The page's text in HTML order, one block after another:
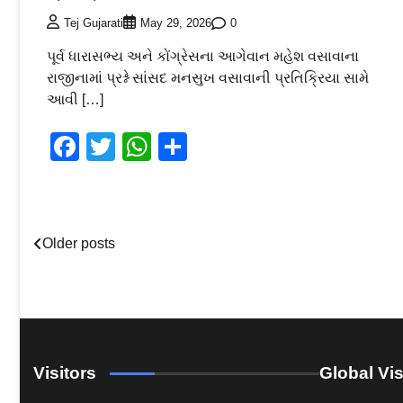
Tej Gujarati May 29, 2026 0
પૂર્વ ધારાસભ્ય અને કોંગ્રેસના આગેવાન મહેશ વસાવાના
રાજીનામાં પ્રશ્ને સાંસદ મનસુખ વસાવાની પ્રતિક્રિયા સામે
આવી […]
Facebook
TwitterWhatsApp
Posts
Older posts
Visitors Global